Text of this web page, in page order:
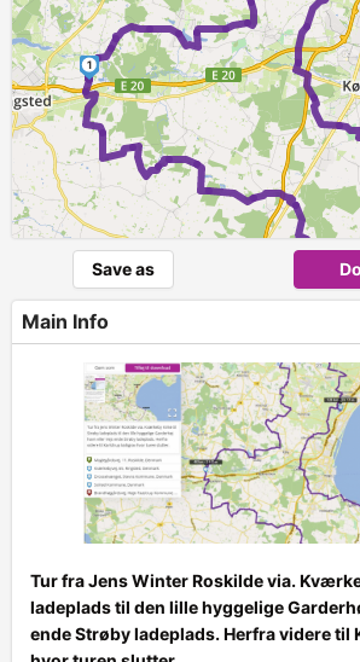
1
Save as
Main Info
Tur fra Jens Winter Roskilde via.
ladeplads til den lille hyggelige
ende Strøby ladeplads. Herfra videre til